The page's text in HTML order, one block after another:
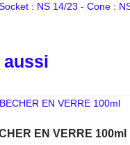
: NS 14/23 - Cone :
aussi
EN VERRE 100ml